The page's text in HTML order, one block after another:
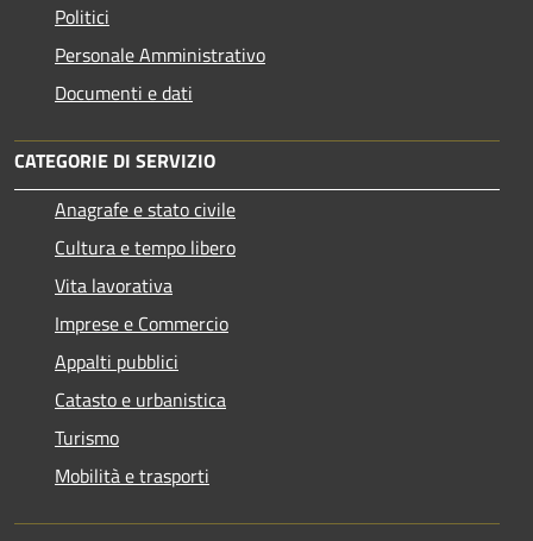
Politici
Personale Amministrativo
Documenti e dati
CATEGORIE DI SERVIZIO
Anagrafe e stato civile
Cultura e tempo libero
Vita lavorativa
Imprese e Commercio
Appalti pubblici
Catasto e urbanistica
Turismo
Mobilità e trasporti